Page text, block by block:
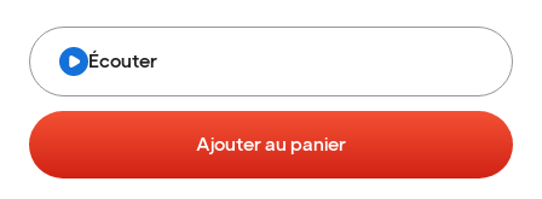
Ajouter au panier
Écouter